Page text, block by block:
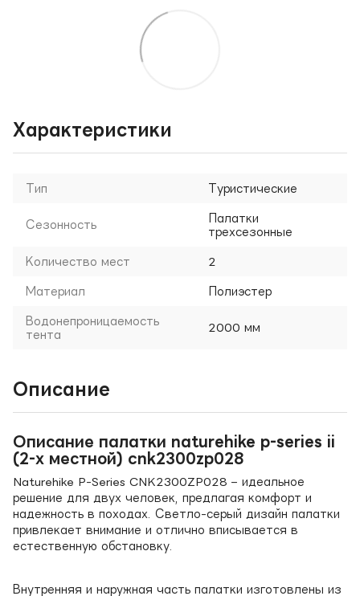
Характеристики
Тип Туристические
Сезонность
Палатки
трехсезонные
Количество мест 2
Материал Полиэстер
Водонепроницаемость
тента
2000 мм
Описание
Описание палатки naturehike p-series ii
(2-х местной) cnk2300zp028
Naturehike P-Series CNK2300ZP028 – идеальное
решение для двух человек, предлагая комфорт и
надежность в походах. Светло-серый дизайн палатки
привлекает внимание и отлично вписывается в
естественную обстановку.
Внутренняя и наружная часть палатки изготовлены из